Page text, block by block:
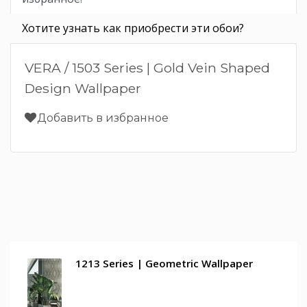
Хотите узнать как приобрести эти обои?
VERA / 1503 Series | Gold Vein Shaped
Design Wallpaper
Добавить в избранное
1213 Series | Geometric Wallpaper